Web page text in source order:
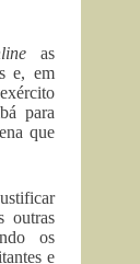
as
e, em
para
que
outras
os
e